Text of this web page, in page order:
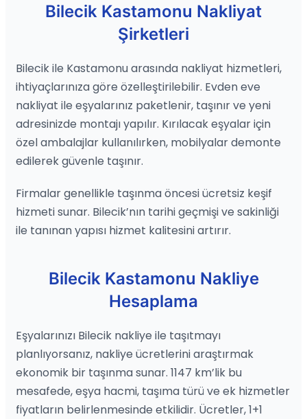
Bilecik Kastamonu Nakliyat
Şirketleri
Bilecik ile Kastamonu arasında nakliyat hizmetleri,
ihtiyaçlarınıza göre özelleştirilebilir. Evden eve
nakliyat ile eşyalarınız paketlenir, taşınır ve yeni
adresinizde montajı yapılır. Kırılacak eşyalar için
özel ambalajlar kullanılırken, mobilyalar demonte
edilerek güvenle taşınır.
Firmalar genellikle taşınma öncesi ücretsiz keşif
hizmeti sunar. Bilecik’nın tarihi geçmişi ve sakinliği
ile tanınan yapısı hizmet kalitesini artırır.
Bilecik Kastamonu Nakliye
Hesaplama
Eşyalarınızı Bilecik nakliye ile taşıtmayı
planlıyorsanız, nakliye ücretlerini araştırmak
ekonomik bir taşınma sunar. 1147 km’lik bu
mesafede, eşya hacmi, taşıma türü ve ek hizmetler
fiyatların belirlenmesinde etkilidir. Ücretler, 1+1